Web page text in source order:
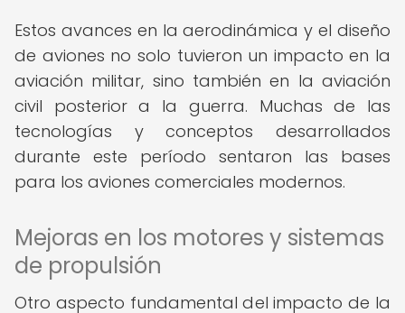
Estos avances en la aerodinámica y el diseño
de aviones no solo tuvieron un impacto en la
aviación militar, sino también en la aviación
civil posterior a la guerra. Muchas de las
tecnologías y conceptos desarrollados
durante este período sentaron las bases
para los aviones comerciales modernos.
Mejoras en los motores y sistemas
de propulsión
Otro aspecto fundamental del impacto de la